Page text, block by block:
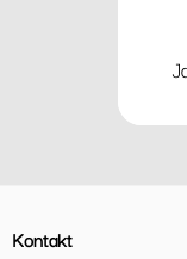
Kontakt